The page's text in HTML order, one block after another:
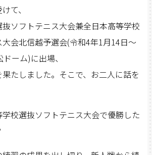
て、
ソフトテニス大会兼全日本高等学校
会北信越予選会(令和4年1月14日～
ーム)に出場、
たしました。そこで、お二人に話を
校選抜ソフトテニス大会で優勝した